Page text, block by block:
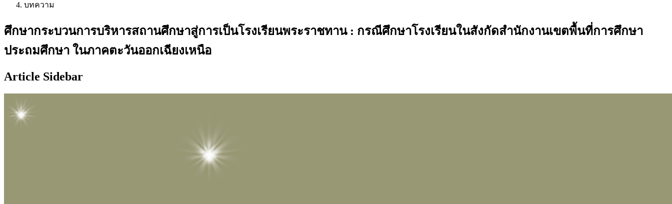
บทความ
ศึกษากระบวนการบริหารสถานศึกษาสู่การเป็นโรงเรียนพระราชทาน : กรณีศึกษาโรงเรียนในสังกัดสำนักงานเขตพื้นที่การศึกษา
ประถมศึกษา ในภาคตะวันออกเฉียงเหนือ
Article Sidebar